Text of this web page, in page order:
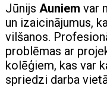
JūnijsAuniem var
un izaicinājumus,
vilšanos.
problēmas ar
kolēģiem, kas var
spriedzi darba